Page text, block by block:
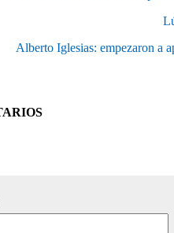
Alberto Iglesias: empezaron a